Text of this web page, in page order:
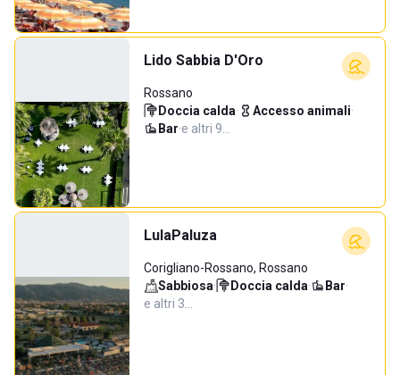
Lido Sabbia D'Oro
Rossano
Doccia calda· Accesso animali·
Bar·e altri 9…
LulaPaluza
Corigliano-Rossano, Rossano
Sabbiosa· Doccia calda· Bar·
e altri 3…